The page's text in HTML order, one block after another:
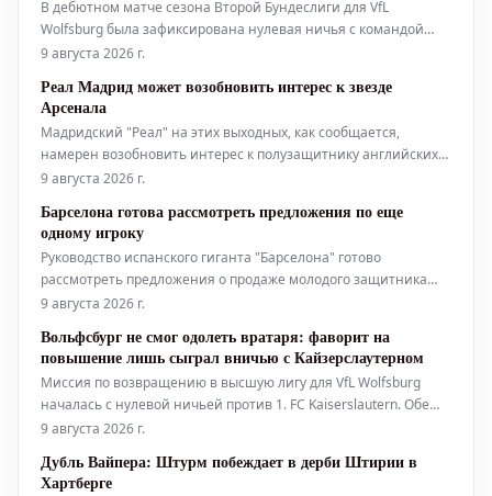
В дебютном матче сезона Второй Бундеслиги для VfL
Wolfsburg была зафиксирована нулевая ничья с командой
"Кайзерслаутерн". После игры в смешанной зоне своими
стало известно, что Дзенан Пейчинович покидает клуб и
присоединится к "Штутгарту".
9 августа 2026 г.
Реал Мадрид может возобновить интерес к звезде
Арсенала
Мадридский "Реал" на этих выходных, как сообщается,
намерен возобновить интерес к полузащитнику английских
чемпионов "Арсенала". Речь идет о звезде "канониров"
серьезный удар на трансферном рынке, узнав о решении
Родри из "Манчестер
9 августа 2026 г.
Барселона готова рассмотреть предложения по еще
одному игроку
Руководство испанского гиганта "Барселона" готово
рассмотреть предложения о продаже молодого защитника
Эктора Форта до конца лета. Это происходит на фоне
команде Ханси Флика. За последние 24 часа Рональд Араухо
достиг соглашения о переходе в
9 августа 2026 г.
Вольфсбург не смог одолеть вратаря: фаворит на
повышение лишь сыграл вничью с Кайзерслаутерном
Миссия по возвращению в высшую лигу для VfL Wolfsburg
началась с нулевой ничьей против 1. FC Kaiserslautern. Обе
команды имели шансы на победу, но ни вратарь Цилински,
9 августа 2026 г.
Дубль Вайпера: Штурм побеждает в дерби Штирии в
Хартберге